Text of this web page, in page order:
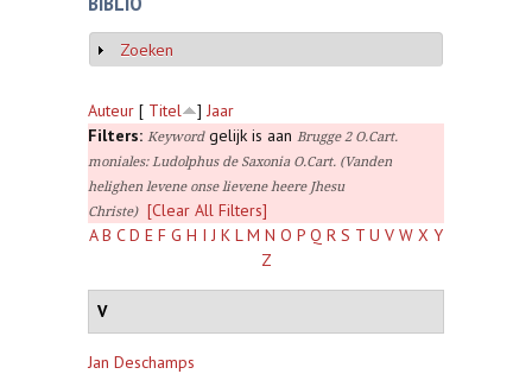
Weergeven
Zoeken
Auteur [ Titel ] Jaar
Filters: Keywordgelijk is aan Brugge 2 O.Cart.
moniales: Ludolphus de Saxonia O.Cart. (Vanden
helighen levene onse lievene heere Jhesu
Christe)
[Clear All Filters]
A B C D E F G H I J K L M N O P Q R S T U V W X Y
Z
V
Jan Deschamps